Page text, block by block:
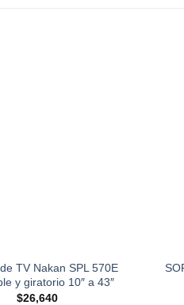
TV Nakan SPL 570E
y giratorio 10″ a 43″
$26,640